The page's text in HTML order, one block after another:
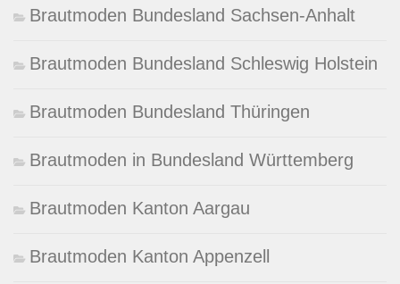
Brautmoden Bundesland Sachsen-Anhalt
Brautmoden Bundesland Schleswig Holstein
Brautmoden Bundesland Thüringen
Brautmoden in Bundesland Württemberg
Brautmoden Kanton Aargau
Brautmoden Kanton Appenzell